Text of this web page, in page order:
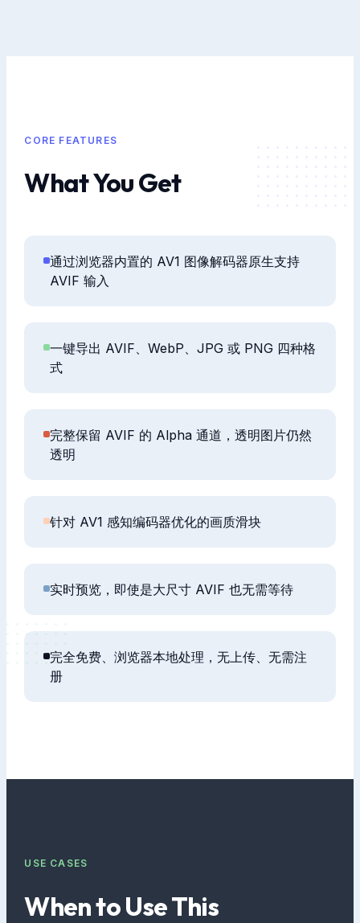
CORE FEATURES
What You Get
通过浏览器内置的 AV1 图像解码器原生支持
AVIF 输入
一键导出 AVIF、WebP、JPG 或 PNG 四种格
式
完整保留 AVIF 的 Alpha 通道，透明图片仍然
透明
针对 AV1 感知编码器优化的画质滑块
实时预览，即使是大尺寸 AVIF 也无需等待
完全免费、浏览器本地处理，无上传、无需注
册
USE CASES
When to Use This